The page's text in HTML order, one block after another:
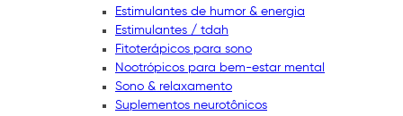
Estimulantes de humor & energia
Estimulantes / tdah
Fitoterápicos para sono
Nootrópicos para bem-estar mental
Sono & relaxamento
Suplementos neurotônicos